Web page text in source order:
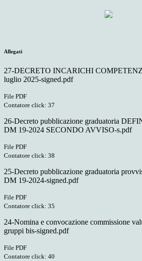
Allegati
27-DECRETO INCARICHI
luglio 2025-signed.pdf
File PDF
Contatore click: 37
26-Decreto pubblicazione graduatoria
DM 19-2024 SECONDO AVVISO-s.pdf
File PDF
Contatore click: 38
25-Decreto pubblicazione graduatoria
DM 19-2024-signed.pdf
File PDF
Contatore click: 35
24-Nomina e convocazione commissione
gruppi bis-signed.pdf
File PDF
Contatore click: 40